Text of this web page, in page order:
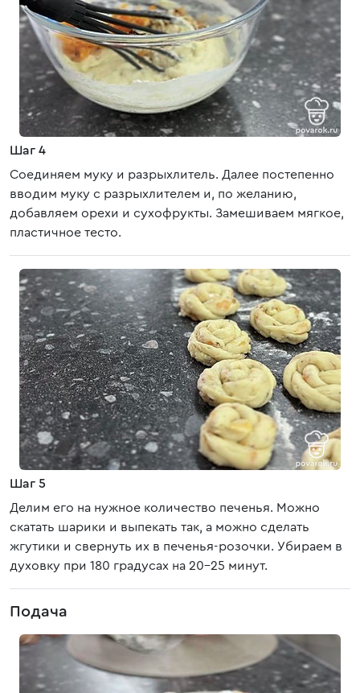
Шаг 4
Соединяем муку и разрыхлитель. Далее постепенно
вводим муку с разрыхлителем и, по желанию,
добавляем орехи и сухофрукты. Замешиваем мягкое,
пластичное тесто.
Шаг 5
Делим его на нужное количество печенья. Можно
скатать шарики и выпекать так, а можно сделать
жгутики и свернуть их в печенья-розочки. Убираем в
духовку при 180 градусах на 20-25 минут.
Подача